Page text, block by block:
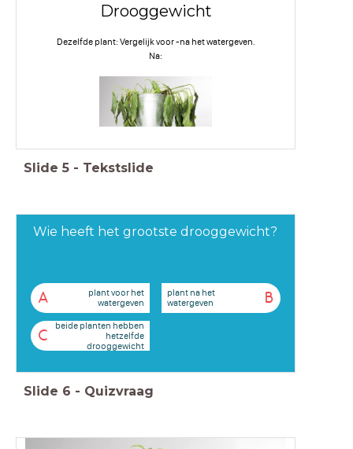
Drooggewicht
Dezelfde plant: Vergelijk voor -na het watergeven.
Na:
Slide 5 - Tekstslide
Wie heeft het grootste drooggewicht?
A
plant voor het
watergeven
B
plant na het
watergeven
C
beide planten hebben
hetzelfde
drooggewicht
Slide 6 - Quizvraag